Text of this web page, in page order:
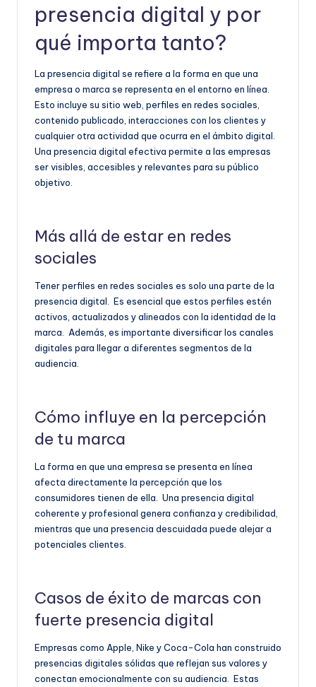
presencia digital y por
qué importa tanto?
La presencia digital se refiere a la forma en que una
empresa o marca se representa en el entorno en línea.
Esto incluye su sitio web, perfiles en redes sociales,
contenido publicado, interacciones con los clientes y
cualquier otra actividad que ocurra en el ámbito digital.
Una presencia digital efectiva permite a las empresas
ser visibles, accesibles y relevantes para su público
objetivo.
Más allá de estar en redes
sociales
Tener perfiles en redes sociales es solo una parte de la
presencia digital. Es esencial que estos perfiles estén
activos, actualizados y alineados con la identidad de la
marca. Además, es importante diversificar los canales
digitales para llegar a diferentes segmentos de la
audiencia.
Cómo influye en la percepción
de tu marca
La forma en que una empresa se presenta en línea
afecta directamente la percepción que los
consumidores tienen de ella. Una presencia digital
coherente y profesional genera confianza y credibilidad,
mientras que una presencia descuidada puede alejar a
potenciales clientes.
Casos de éxito de marcas con
fuerte presencia digital
Empresas como Apple, Nike y Coca-Cola han construido
presencias digitales sólidas que reflejan sus valores y
conectan emocionalmente con su audiencia. Estas